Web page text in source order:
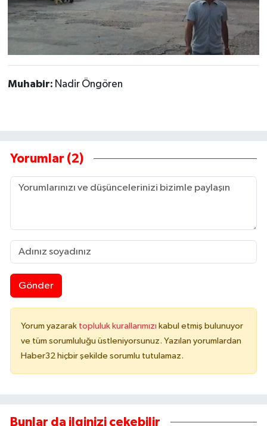
Muhabir: Nadir Öngören
Yorumlar (2)
Gönder
Yorum yazarak topluluk kurallarımızı kabul etmiş bulunuyor
ve tüm sorumluluğu üstleniyorsunuz. Yazılan yorumlardan
Haber32 hiçbir şekilde sorumlu tutulamaz.
Bunlar da ilginizi çekebilir